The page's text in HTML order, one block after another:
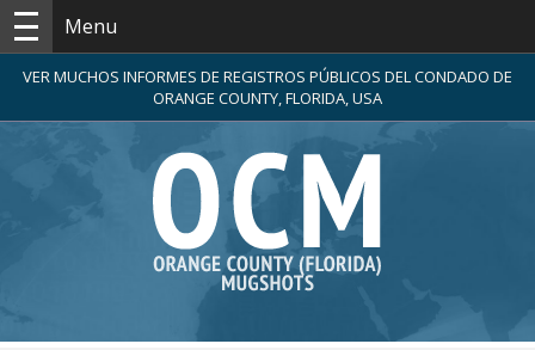
Menu
VER MUCHOS INFORMES DE REGISTROS PÚBLICOS DEL CONDADO DE
ORANGE COUNTY, FLORIDA, USA